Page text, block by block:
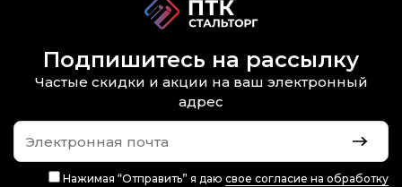
Подпишитесь на рассылку
Частые скидки и акции на ваш электронный
адрес
Нажимая “Отправить” я даю свое согласие на обработку